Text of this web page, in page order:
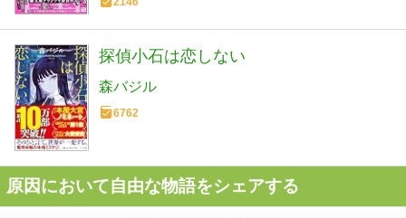
探偵小石は恋しない
森バジル
6762
原因において自由な物語をシェアする